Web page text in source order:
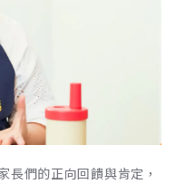
長們的正向回饋與肯定，